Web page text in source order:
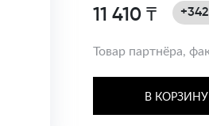
11 410 ₸
Товар партнёра,
В КОРЗИНУ